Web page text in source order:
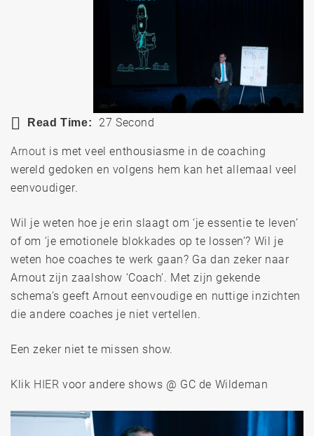
Read Time: 27 Second
Arnout is met veel enthou­si­asme in de coaching
wereld gedoken en volgens hem kan het allemaal veel
eenvou­diger.
Wil je weten hoe je erin slaagt om ‘je essentie te leven’
of om ‘je emotio­nele blokkades op te lossen’? Wil je
weten hoe coaches te werk gaan? Ga dan zeker naar
Arnout zijn zaalshow ‘Coach’. Met zijn gekende
schema’s geeft Arnout eenvou­dige en nuttige inzichten
die andere coaches je niet vertellen.
Een zeker niet te missen show.
Klik HIER voor andere shows @ GC de Wildeman